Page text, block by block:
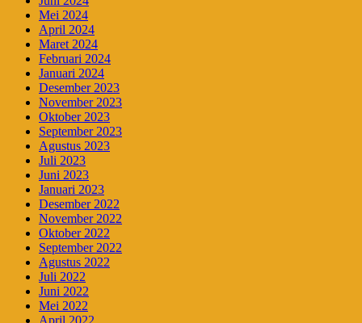
Mei 2024
April 2024
Maret 2024
Februari 2024
Januari 2024
Desember 2023
November 2023
Oktober 2023
September 2023
Agustus 2023
Juli 2023
Juni 2023
Januari 2023
Desember 2022
November 2022
Oktober 2022
September 2022
Agustus 2022
Juli 2022
Juni 2022
Mei 2022
April 2022